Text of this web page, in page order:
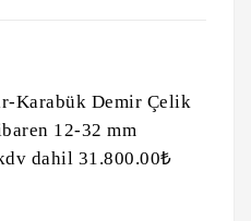
Karabük Demir Çelik
12-32 mm
dahil 31.800.00₺